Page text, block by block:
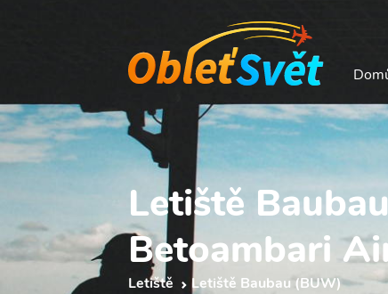
Letiště
Betoambari
Letiště Letiště Baubau (BUW)